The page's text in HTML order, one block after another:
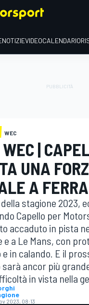
NOTIZIEVIDEOCALENDARIO
WEC
|
UNA
A
stagione 2023,
Capello per
accaduto in pista
e a Le Mans, con
in calando. E il
ancor più
in vista nella
2023, 08:13